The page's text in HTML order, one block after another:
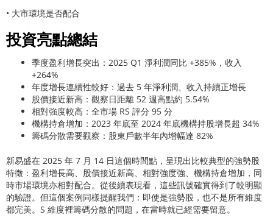
• 大市環境是否配合
投資亮點總結
季度盈利增長突出：2025 Q1 淨利潤同比 +385%，收入
+264%
年度增長連續性較好：過去 5 年淨利潤、收入持續正增長
股價接近新高：觀察日距離 52 週高點約 5.54%
相對強度較高：全市場 RS 評分 95 分
機構持倉增加：2023 年底至 2024 年底機構持股增長超 34%
籌碼分散需要觀察：股東戶數半年內增幅達 82%
新易盛在 2025 年 7 月 14 日這個時間點，呈現出比較典型的強勢股
特徵：盈利增長高、股價接近新高、相對強度強、機構持倉增加，同
時市場環境亦相對配合。從後續表現看，這些訊號確實得到了較明顯
的驗證。但這個案例同樣提醒我們：即使是強勢股，也不是所有維度
都完美。S 維度裡籌碼分散的問題，在當時就已經需要留意。